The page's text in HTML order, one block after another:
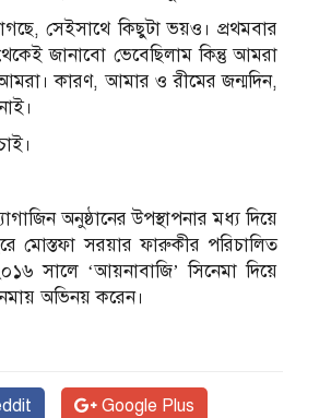
সেইসাথে কিছুটা ভয়ও। প্রথমবার
জানাবো ভেবেছিলাম কিন্তু আমরা
কারণ, আমার ও রীমের জন্মদিন,
অনুষ্ঠানের উপস্থাপনার মধ্য দিয়ে
মোস্তফা সরয়ার ফারুকীর পরিচালিত
সালে ‘আয়নাবাজি’ সিনেমা দিয়ে
অভিনয় করেন।
Google Plus